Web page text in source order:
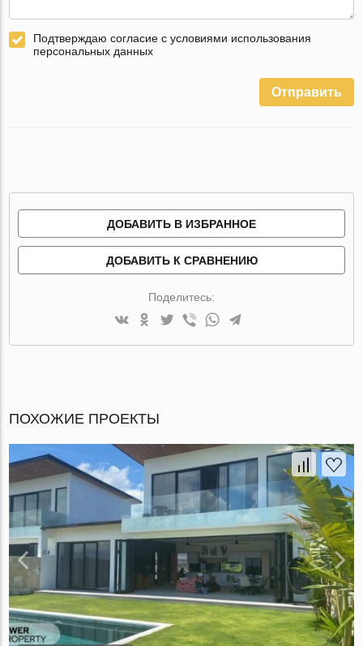
Подтверждаю согласие с условиями использования
персональных данных
Отправить
ДОБАВИТЬ В ИЗБРАННОЕ
ДОБАВИТЬ К СРАВНЕНИЮ
Поделитесь:
ПОХОЖИЕ ПРОЕКТЫ